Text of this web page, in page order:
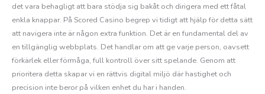
det vara behagligt att bara stödja sig bakåt och dirigera med ett fåtal
enkla knappar. På Scored Casino begrep vi tidigt att hjälp för detta sätt
att navigera inte är någon extra funktion. Det är en fundamental del av
en tillgänglig webbplats. Det handlar om att ge varje person, oavsett
förkärlek eller förmåga, full kontroll över sitt spelande. Genom att
prioritera detta skapar vi en rättvis digital miljö där hastighet och
precision inte beror på vilken enhet du har i handen.